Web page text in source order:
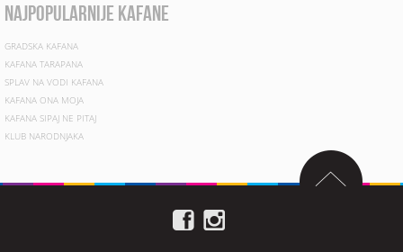
najpopularnije kafane
GRADSKA KAFANA
KAFANA TARAPANA
SPLAV NA VODI KAFANA
KAFANA ONA MOJA
KAFANA SIPAJ NE PITAJ
KLUB NARODNJAKA